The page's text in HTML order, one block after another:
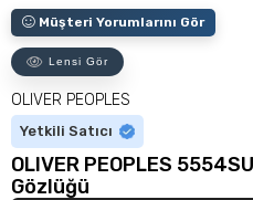
Müşteri Yorumlarını Gör
Lensi Gör
OLIVER PEOPLES
Yetkili Satıcı
OLIVER PEOPLES
Gözlüğü